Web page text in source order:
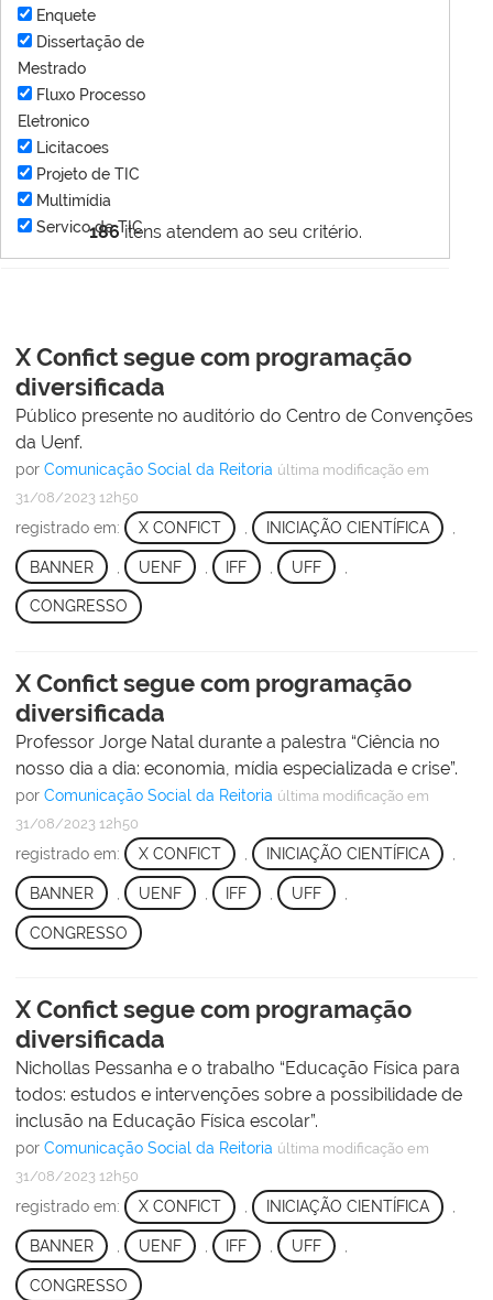
186itens atendem ao seu critério.
Enquete
Dissertação de
Mestrado
Fluxo Processo
Eletronico
Licitacoes
Projeto de TIC
Multimídia
Servico de TIC
X Confict segue com programação
diversificada
Público presente no auditório do Centro de Convenções
da Uenf.
por Comunicação Social da Reitoria última modificação em
31/08/2023 12h50
registrado em: X CONFICT INICIAÇÃO CIENTÍFICA
BANNER UENF IFF , UFF
CONGRESSO
X Confict segue com programação
diversificada
Professor Jorge Natal durante a palestra “Ciência no
nosso dia a dia: economia, mídia especializada e crise”.
por Comunicação Social da Reitoria última modificação em
31/08/2023 12h50
registrado em: X CONFICT INICIAÇÃO CIENTÍFICA
BANNER UENF IFF , UFF
CONGRESSO
X Confict segue com programação
diversificada
Nichollas Pessanha e o trabalho “Educação Física para
todos: estudos e intervenções sobre a possibilidade de
inclusão na Educação Física escolar”.
por Comunicação Social da Reitoria última modificação em
31/08/2023 12h50
registrado em: X CONFICT , INICIAÇÃO CIENTÍFICA ,
BANNER UENF IFF , UFF
CONGRESSO